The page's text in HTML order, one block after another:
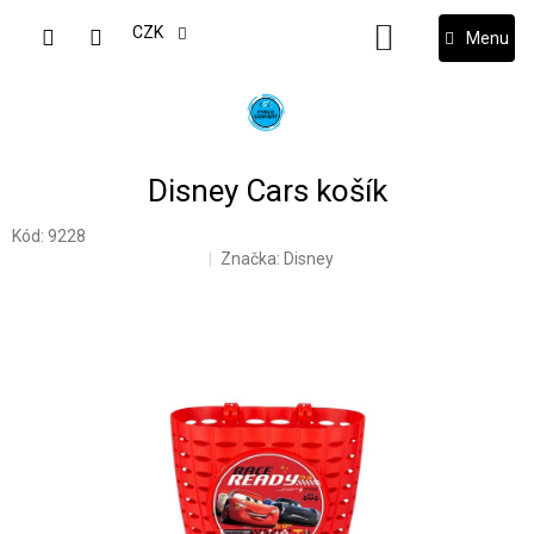
CZK
NÁKUPNÍ
KOŠÍK
Disney Cars košík
Kód: 9228
Značka: Disney